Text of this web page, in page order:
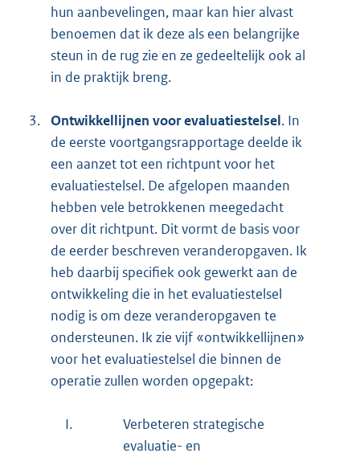
hun aanbevelingen, maar kan hier alvast
benoemen dat ik deze als een belangrijke
steun in de rug zie en ze gedeeltelijk ook al
in de praktijk breng.
3. Ontwikkellijnen voor evaluatiestelsel. In
de eerste voortgangsrapportage deelde ik
een aanzet tot een richtpunt voor het
evaluatiestelsel. De afgelopen maanden
hebben vele betrokkenen meegedacht
over dit richtpunt. Dit vormt de basis voor
de eerder beschreven veranderopgaven. Ik
heb daarbij specifiek ook gewerkt aan de
ontwikkeling die in het evaluatiestelsel
nodig is om deze veranderopgaven te
ondersteunen. Ik zie vijf «ontwikkellijnen»
voor het evaluatiestelsel die binnen de
operatie zullen worden opgepakt:
I.
Verbeteren strategische
evaluatie- en